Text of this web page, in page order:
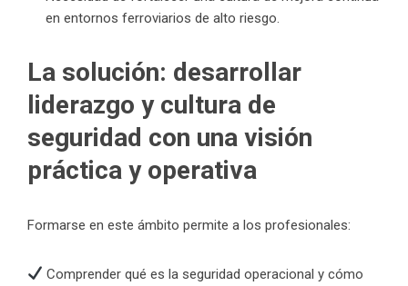
en entornos ferroviarios de alto riesgo.
La solución: desarrollar
liderazgo y cultura de
seguridad con una visión
práctica y operativa
Formarse en este ámbito permite a los profesionales:
Comprender qué es la seguridad operacional y cómo